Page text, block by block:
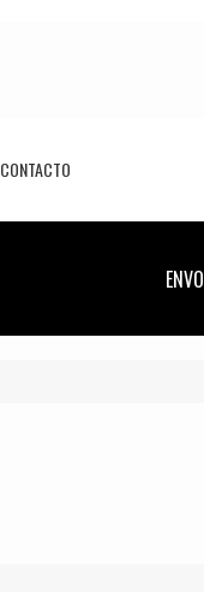
CONTACTO